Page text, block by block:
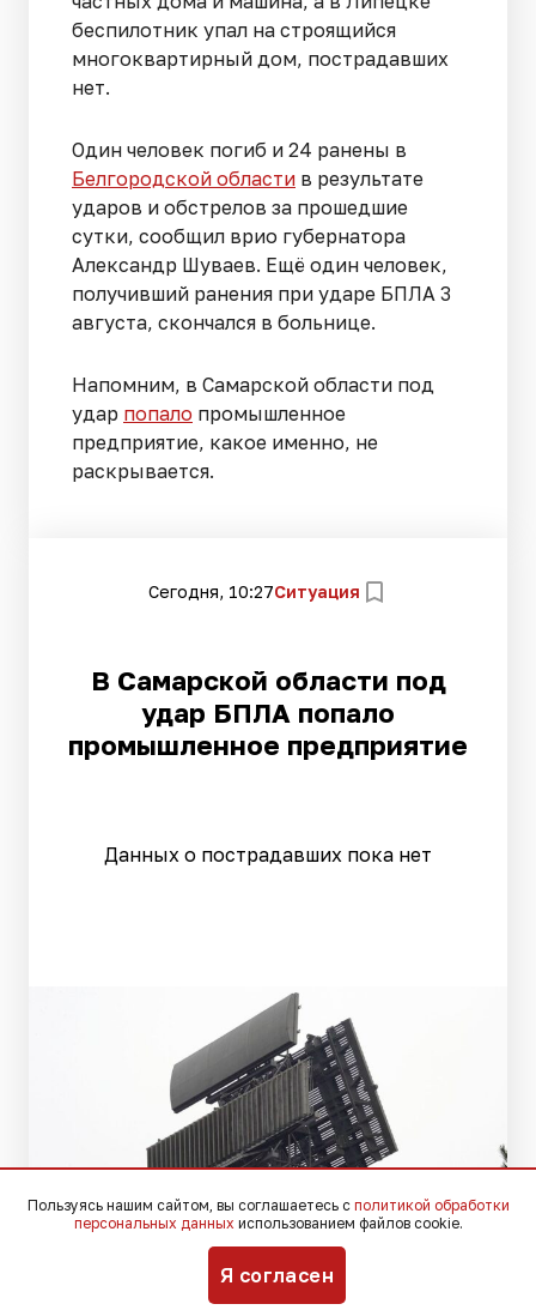
беспилотник упал на строящийся
многоквартирный дом, пострадавших
нет.
Один человек погиб и 24 ранены в
Белгородской области в результате
ударов и обстрелов за прошедшие
сутки, сообщил врио губернатора
Александр Шуваев. Ещё один человек,
получивший ранения при ударе БПЛА 3
августа, скончался в больнице.
Напомним, в Самарской области под
удар попало промышленное
предприятие, какое именно, не
раскрывается.
Сегодня, 10:27Ситуация
В Самарской области под
удар БПЛА попало
промышленное предприятие
Данных о пострадавших пока нет
Пользуясь нашим сайтом, вы соглашаетесь с политикой обработки
персональных данных использованием файлов cookie.
Я согласен